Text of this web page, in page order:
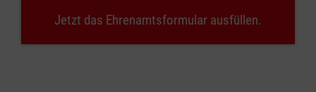
Jetzt das Ehrenamtsformular ausfüllen.